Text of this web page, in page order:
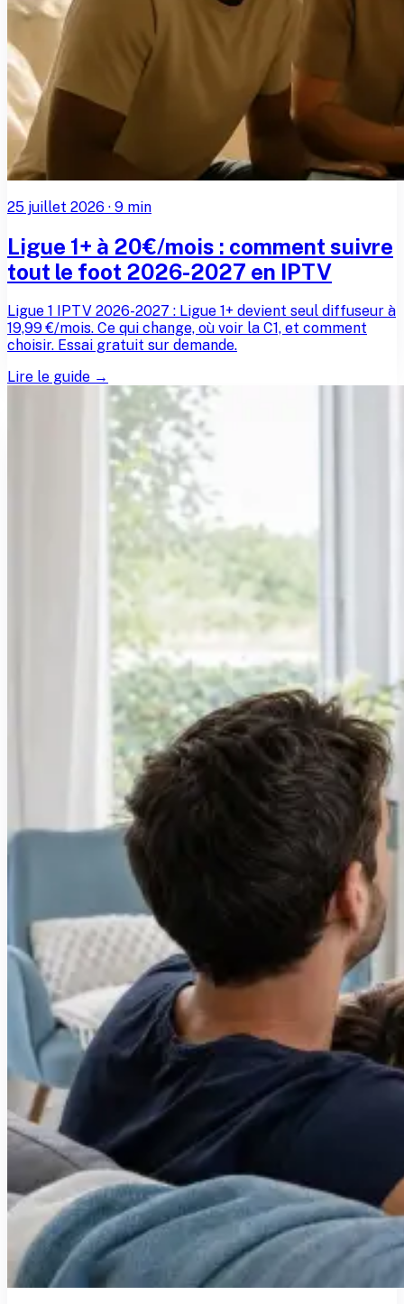
25 juillet 2026 · 9 min
Ligue 1+ à 20€/mois : comment suivre
tout le foot 2026-2027 en IPTV
Ligue 1 IPTV 2026-2027 : Ligue 1+ devient seul diffuseur à
19,99 €/mois. Ce qui change, où voir la C1, et comment
choisir. Essai gratuit sur demande.
Lire le guide →